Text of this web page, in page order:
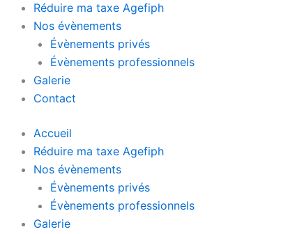
Réduire ma taxe Agefiph
Nos évènements
Évènements privés
Évènements professionnels
Galerie
Contact
Accueil
Réduire ma taxe Agefiph
Nos évènements
Évènements privés
Évènements professionnels
Galerie